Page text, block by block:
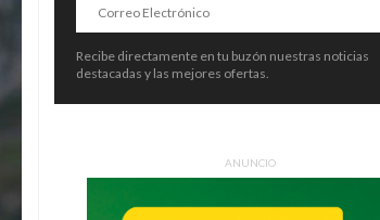
Recibe directamente en tu buzón nuestras noticias
destacadas y las mejores ofertas.
ANUNCIO